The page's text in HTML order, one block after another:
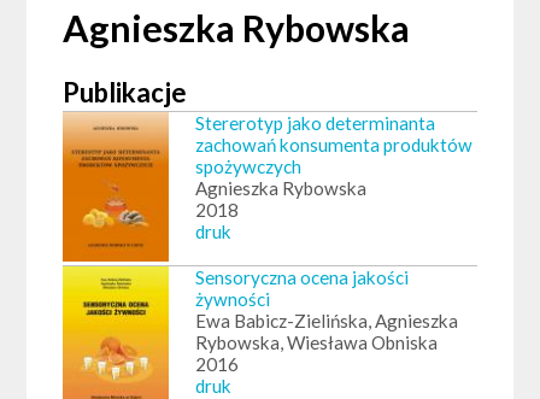
Agnieszka Rybowska
Publikacje
Stererotyp jako determinanta
zachowań konsumenta produktów
spożywczych
Agnieszka Rybowska
2018
druk
Sensoryczna ocena jakości
żywności
Ewa Babicz-Zielińska, Agnieszka
Rybowska, Wiesława Obniska
2016
druk